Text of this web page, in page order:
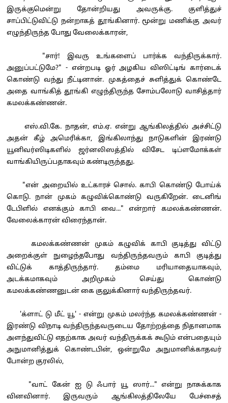
இருக்குமென்று தோன்றியது அவருக்கு. குளித்துச்
சாப்பிட்டுவிட்டு நன்றாகத் தூங்கினார். மூன்று மணிக்கு அவர்
எழுந்திருந்த போது வேலைக்காரன்,
"சார்! இவரு உங்களைப் பார்க்க வந்திருக்கார்.
அனுப்பட்டுமே?" - என்றபடி ஓர் அழகிய விஸிட்டிங் கார்டைக்
கொண்டு வந்து நீட்டினான். முகத்தைச் சுளித்துக் கொண்டே
அதை வாங்கித் தூங்கி எழுந்திருந்த சோம்பலோடு வாசித்தார்
கமலக்கண்ணன்.
எஸ்.வி.கே. நாதன், எம்.ஏ. என்று ஆங்கிலத்தில் அச்சிட்டு
அதன் கீழ் அமெரிக்கா, இங்கிலாந்து நாடுகளின் இரண்டு
யூனிவர்ஸிடிகளில் ஜர்னலிஸத்தில் விசேட டிப்ளமோக்கள்
வாங்கியிருப்பதாகவும் கண்டிருந்தது.
"என் அறையில் உட்காரச் சொல். காபி கொண்டு போய்க்
கொடு. நான் முகம் கழுவிக்கொண்டு வருகிறேன். டைனிங்
டேபிளில் எனக்கும் காபி வை..." என்றார் கமலக்கண்ணன்.
வேலைக்காரன் விரைந்தான்.
கமலக்கண்ணன் முகம் கழுவிக் காபி குடித்து விட்டு
அறைக்குள் நுழைந்தபோது வந்திருந்தவரும் காபி குடித்து
விட்டுக் காத்திருந்தார். தம்மை மரியாதையாகவும்,
அடக்கமாகவும் அறிமுகம் செய்து கொண்டு
கமலக்கண்ணனுடன் கை குலுக்கினார் வந்திருந்தவர்.
'க்ளாட் டு மீட் யூ' - என்று முகம் மலர்ந்த கமலக்கண்ணன் -
இரண்டு விநாடி வந்திருந்தவருடைய தோற்றத்தை நிதானமாக
அளந்துவிட்டு எதற்காக அவர் வந்திருக்கக் கூடும் என்பதையும்
அநுமானித்துக் கொண்டபின், ஒன்றுமே அநுமானிக்காதவர்
போன்ற குரலில்,
"வாட் கேன் ஐ டு ஃபார் யூ ஸார்..." என்று நாசுக்காக
வினவினார். இருவரும் ஆங்கிலத்திலேயே பேச்சைத்